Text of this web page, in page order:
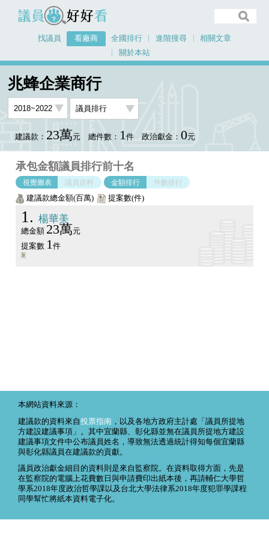
議員好好看
找議員 看廠商 全國排行 進階搜尋
相關文章
關於本站
兆蜂企業商行
建議款： 23萬元 總件數： 1件 政治獻金： 0元
承包金額議員排行前十名
視覺圖表 議員資料 金額排行 件數排行
建議款總金額(百萬) 提案數(件)
1 楊華美
總金額 23萬元
提案數 1件
本網站資料來源：
建議款的資料來自投票指南 ，以及各地方政府主計處「議員所提地
方建設建議事項」。其中宜蘭縣、彰化縣並無在議員所提地方建設
建議事項文件中公布議員姓名，導致無法透過統計得知每個宜蘭縣
與彰化縣議員在建議款的貢獻。
議員政治獻金細目的資料則是來自監察院。在資料取得方面，先是
在監察院的電腦上花費數日與申請費印出紙本後，再請輔仁大學哲
學系2018年度政治哲學課以及台北大學法律系2018年度犯罪學課程
同學幫忙將紙本資料電子化。